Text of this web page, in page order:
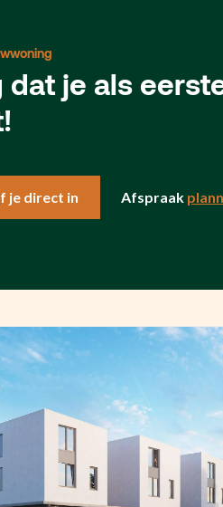
dat je als
je direct in Afspraak